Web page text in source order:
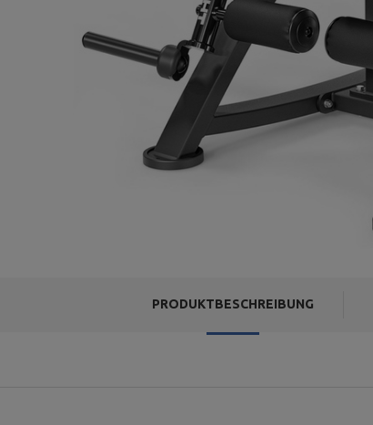
PRODUKTBESCHREIBUNG